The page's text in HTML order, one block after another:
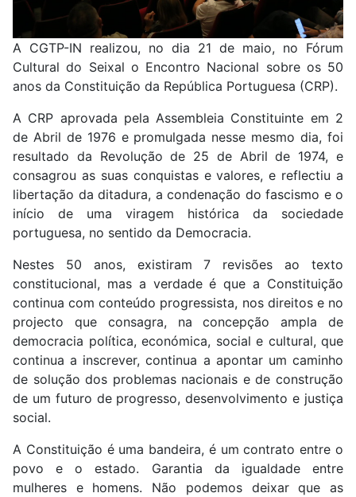
A CGTP-IN realizou, no dia 21 de maio, no Fórum
Cultural do Seixal o Encontro Nacional sobre os 50
anos da Constituição da República Portuguesa (CRP).
A CRP aprovada pela Assembleia Constituinte em 2
de Abril de 1976 e promulgada nesse mesmo dia, foi
resultado da Revolução de 25 de Abril de 1974, e
consagrou as suas conquistas e valores, e reflectiu a
libertação da ditadura, a condenação do fascismo e o
início de uma viragem histórica da sociedade
portuguesa, no sentido da Democracia.
Nestes 50 anos, existiram 7 revisões ao texto
constitucional, mas a verdade é que a Constituição
continua com conteúdo progressista, nos direitos e no
projecto que consagra, na concepção ampla de
democracia política, económica, social e cultural, que
continua a inscrever, continua a apontar um caminho
de solução dos problemas nacionais e de construção
de um futuro de progresso, desenvolvimento e justiça
social.
A Constituição é uma bandeira, é um contrato entre o
povo e o estado. Garantia da igualdade entre
mulheres e homens. Não podemos deixar que as